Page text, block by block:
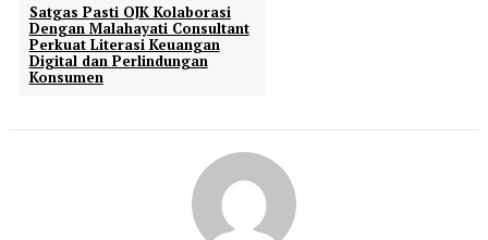
Satgas Pasti OJK Kolaborasi
Dengan Malahayati Consultant
Perkuat Literasi Keuangan
Digital dan Perlindungan
Konsumen